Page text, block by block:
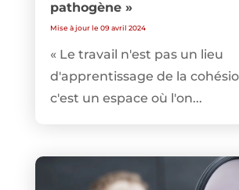
pathogène »
Mise à jour le 09 avril 2024
« Le travail n'est pas un lieu
d'apprentissage de la
c'est un espace où l'on...